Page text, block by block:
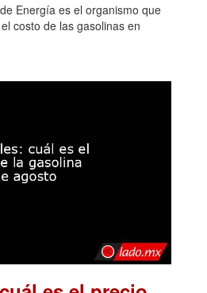
Energía es el organismo que
costo de las gasolinas en